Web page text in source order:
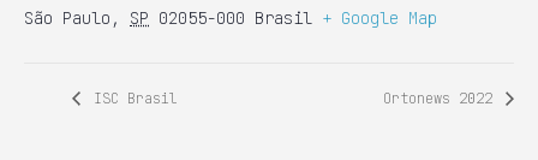
São Paulo , SP 02055-000 Brasil + Google Map
ISC Brasil Ortonews 2022